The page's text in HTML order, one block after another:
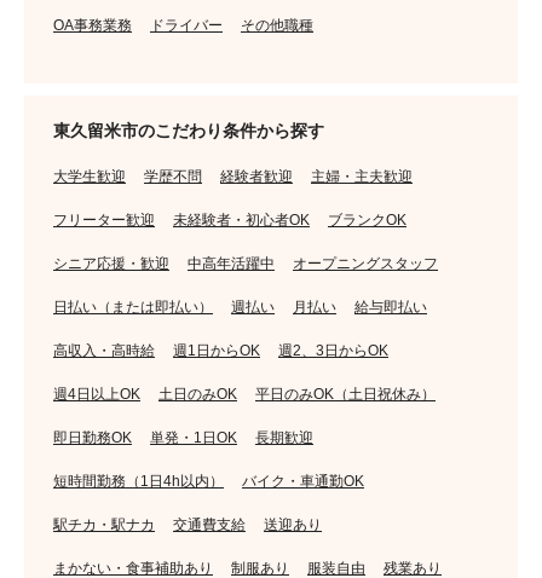
OA事務業務 ドライバー その他職種
東久留米市のこだわり条件から探す
大学生歓迎 学歴不問 経験者歓迎 主婦・主夫歓迎
フリーター歓迎 未経験者・初心者OK ブランクOK
シニア応援・歓迎 中高年活躍中 オープニングスタッフ
日払い（または即払い） 週払い 月払い 給与即払い
高収入・高時給 週1日からOK 週2、3日からOK
週4日以上OK 土日のみOK 平日のみOK（土日祝休み）
即日勤務OK 単発・1日OK 長期歓迎
短時間勤務（1日4h以内） バイク・車通勤OK
駅チカ・駅ナカ 交通費支給 送迎あり
まかない・食事補助あり 制服あり 服装自由 残業あり